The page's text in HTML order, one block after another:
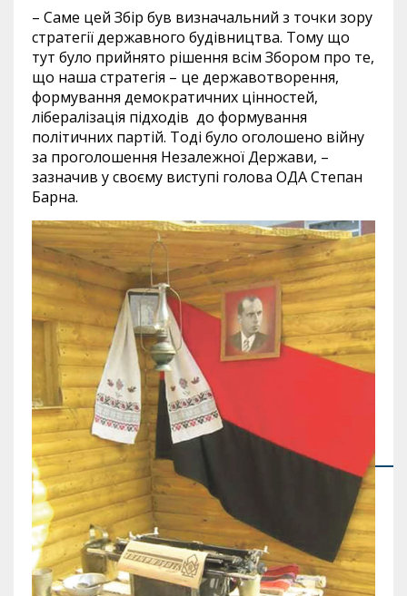
– Саме цей Збір був визначальний з точки зору
стратегії державного будівництва. Тому що
тут було прийнято рішення всім Збором про те,
що наша стратегія – це державотворення,
формування демократичних цінностей,
лібералізація підходів до формування
політичних партій. Тоді було оголошено війну
за проголошення Незалежної Держави, –
зазначив у своєму виступі голова ОДА Степан
Барна.